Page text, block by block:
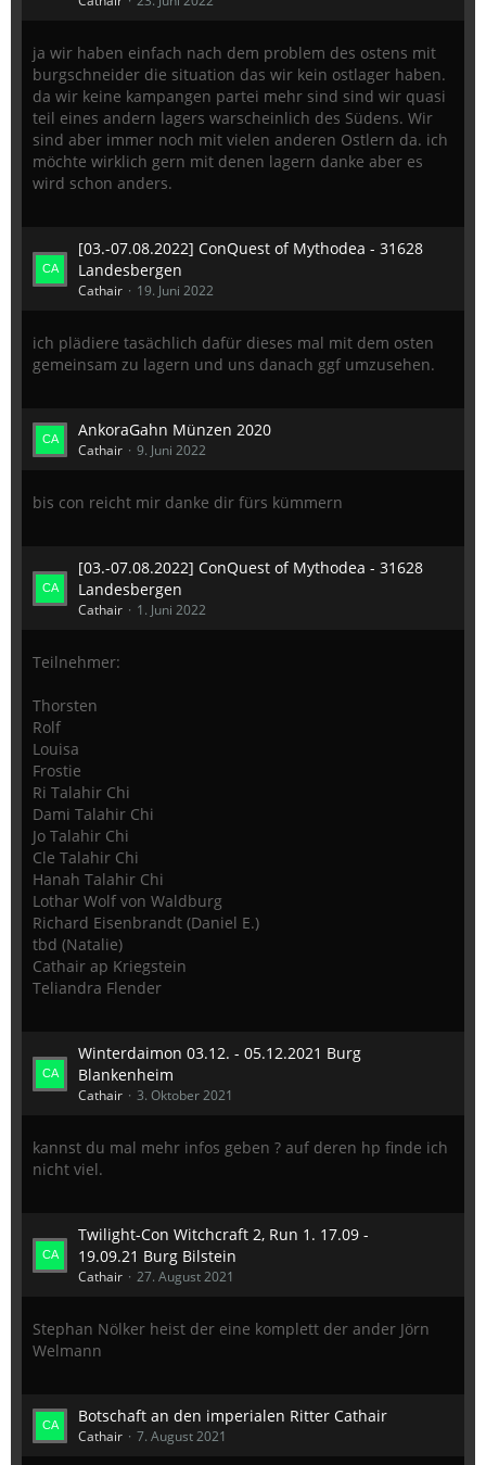
ja wir haben einfach nach dem problem des ostens mit
burgschneider die situation das wir kein ostlager haben.
da wir keine kampangen partei mehr sind sind wir quasi
teil eines andern lagers warscheinlich des Südens. Wir
sind aber immer noch mit vielen anderen Ostlern da. ich
möchte wirklich gern mit denen lagern danke aber es
wird schon anders.
[03.-07.08.2022] ConQuest of Mythodea - 31628
Landesbergen
Cathair 19. Juni 2022
ich plädiere tasächlich dafür dieses mal mit dem osten
gemeinsam zu lagern und uns danach ggf umzusehen.
AnkoraGahn Münzen 2020
Cathair 9. Juni 2022
bis con reicht mir danke dir fürs kümmern
[03.-07.08.2022] ConQuest of Mythodea - 31628
Landesbergen
Cathair 1. Juni 2022
Teilnehmer:
Thorsten
Rolf
Louisa
Frostie
Ri Talahir Chi
Dami Talahir Chi
Jo Talahir Chi
Cle Talahir Chi
Hanah Talahir Chi
Lothar Wolf von Waldburg
Richard Eisenbrandt (Daniel E.)
tbd (Natalie)
Cathair ap Kriegstein
Teliandra Flender
Winterdaimon 03.12. - 05.12.2021 Burg
Blankenheim
Cathair 3. Oktober 2021
kannst du mal mehr infos geben ? auf deren hp finde ich
nicht viel.
Twilight-Con Witchcraft 2, Run 1. 17.09 -
19.09.21 Burg Bilstein
Cathair 27. August 2021
Stephan Nölker heist der eine komplett der ander Jörn
Welmann
Botschaft an den imperialen Ritter Cathair
Cathair 7. August 2021